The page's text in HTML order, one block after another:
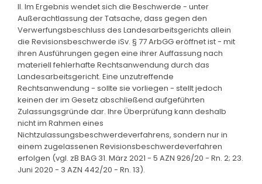
II. Im Ergebnis wendet sich die Beschwerde - unter
Außerachtlassung der Tatsache, dass gegen den
Verwerfungsbeschluss des Landesarbeitsgerichts allein
die Revisionsbeschwerde iSv. § 77 ArbGG eröffnet ist - mit
ihren Ausführungen gegen eine ihrer Auffassung nach
materiell fehlerhafte Rechtsanwendung durch das
Landesarbeitsgericht. Eine unzutreffende
Rechtsanwendung - sollte sie vorliegen - stellt jedoch
keinen der im Gesetz abschließend aufgeführten
Zulassungsgründe dar. Ihre Überprüfung kann deshalb
nicht im Rahmen eines
Nichtzulassungsbeschwerdeverfahrens, sondern nur in
einem zugelassenen Revisionsbeschwerdeverfahren
erfolgen (vgl. zB BAG 31. März 2021 - 5 AZN 926/20 - Rn. 2; 23.
Juni 2020 - 3 AZN 442/20 - Rn. 13).